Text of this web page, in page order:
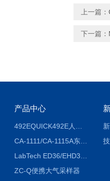
上一篇：
下一篇：
产品中心
CA-1111/CA-1115A东京理化EYELA CA-1111/CA-1115A冷却水循环装置
ZC-Q便携大气采样器